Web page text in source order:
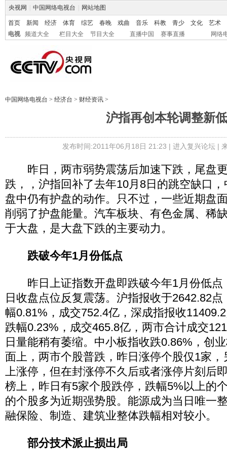
央视网 中国网络电视台 网站地图
首页 新闻 经济 体育 综艺 春晚 戏曲 音乐 科教 青少 文化
艺术
电视
频道大全 栏目大全 节目大全 直播中国 赛事直播 网络
中国网络电视台 > 经济台 > 财经资讯 >
沪指再创本轮调整新低
发布时间:2011年06月18日 21:23 | 进入复兴论坛|
昨日，两市弱势震荡后加速下跌，尾盘
跌，，沪指回补了去年10月8日的跳空缺口
盘中仍有护盘的动作。只不过，一些近期盘
削弱了护盘能量。汽车板块、有色金属、稀
于大盘，是大盘下跌的主要动力。
跌破今年1月份低点
昨日上证指数开盘即跌破今年1月份低点
日收盘点位反复震荡。沪指报收于2642.82
幅0.81%，成交752.4亿，深成指报收
跌幅0.23%，成交465.8亿，两市合计成交
日量能稍有萎缩。中小板指收跌0.86%，创
面上，两市个股普跌，昨日涨停个股仅1家
上涨停，但在封涨停不久后或者涨停片刻后
榜上，昨日有5家个股跌停，跌幅5%以上的
的个股多为近期强势股。能源成为当日唯一
融保险、制造、建筑业整体跌幅相对较小。
部分技术派止损出局